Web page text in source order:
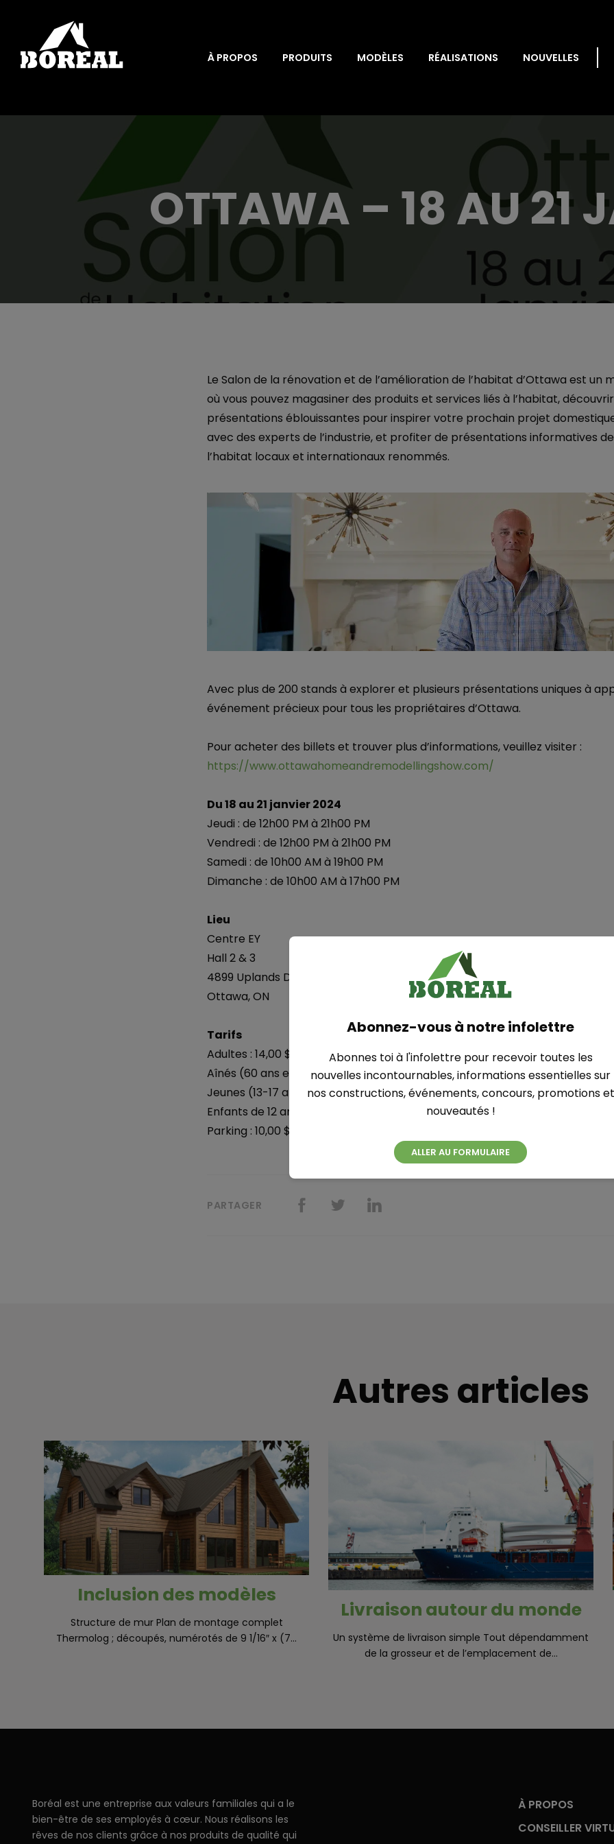
À PROPOS PRODUITS MODÈLES RÉALISATIONS NOUVELLES
OTTAWA – 18 AU 21
Le Salon de la rénovation et de l’amélioration de l’habitat d’Ottawa est un
où vous pouvez magasiner des produits et services liés à l’habitat,
présentations éblouissantes pour inspirer votre prochain projet
avec des experts de l’industrie, et profiter de présentations informatives
l’habitat locaux et internationaux renommés.
Avec plus de 200 stands à explorer et plusieurs présentations uniques à
événement précieux pour tous les propriétaires d’Ottawa.
Pour acheter des billets et trouver plus d’informations, veuillez visiter :
https://www.ottawahomeandremodellingshow.com/
Du 18 au 21 janvier 2024
Jeudi : de 12h00 PM à 21h00 PM
Vendredi : de 12h00 PM à 21h00 PM
Samedi : de 10h00 AM à 19h00 PM
Dimanche : de 10h00 AM à 17h00 PM
Lieu
Centre EY
Hall 2 & 3
4899 Uplands Drive
Ottawa, ON
Tarifs
Adultes : 14,00 $
Aînés (60 ans et plus) : 13,00 $
Jeunes (13-17 ans) : 13,00 $
Enfants de 12 ans et moins : GRATUIT
Parking : 10,00 $
PARTAGER
Autres articles
Inclusion des modèles
Structure de mur Plan de montage complet
Thermolog ; découpés, numérotés de 9 1/16″ x (7...
Livraison autour du monde
Un système de livraison simple Tout dépendamment
de la grosseur et de l’emplacement de...
Abonnez-vous à notre infolettre
Abonnes toi à l'infolettre pour recevoir toutes les
nouvelles incontournables, informations essentielles sur
nos constructions, événements, concours, promotions et
nouveautés !
ALLER AU FORMULAIRE
Boréal est une entreprise aux valeurs familiales qui a le
bien-être de ses employés à cœur. Nous réalisons les
rêves de nos clients grâce à nos produits de qualité qui
À PROPOS
CONSEILLER